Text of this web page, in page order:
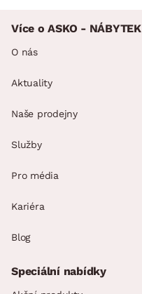
Více o ASKO - NÁBYTEK
O nás
Aktuality
Naše prodejny
Služby
Pro média
Kariéra
Blog
Speciální nabídky